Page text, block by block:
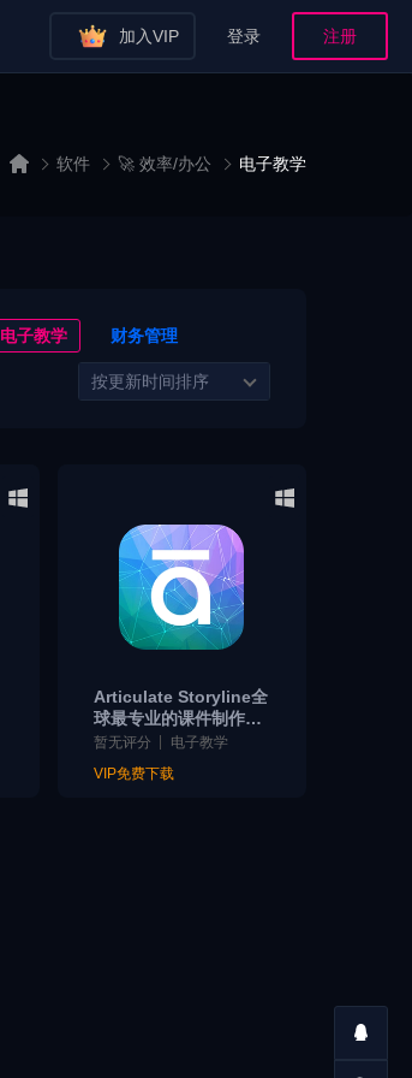
加入VIP 登录 注册
软件 🚀 效率/办公 电子教学
电子教学 财务管理
按更新时间排序
Articulate Storyline全
球最专业的课件制作工
具，PPT 式交互逻辑+A
追踪。企业培训师必备
暂无评分
电子教学
VIP免费下载